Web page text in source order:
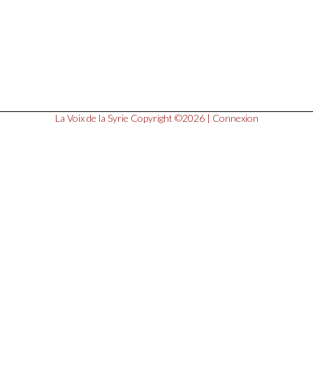
La Voix de la Syrie Copyright ©2026 | Connexion